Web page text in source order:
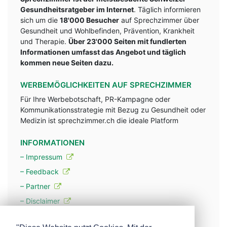
Gesundheitsratgeber im Internet. Täglich informieren
sich um die 18'000 Besucher auf Sprechzimmer über
Gesundheit und Wohlbefinden, Prävention, Krankheit
und Therapie. Über 23'000 Seiten mit fundlerten
Informationen umfasst das Angebot und täglich
kommen neue Seiten dazu.
WERBEMÖGLICHKEITEN AUF SPRECHZIMMER
Für Ihre Werbebotschaft, PR-Kampagne oder
Kommunikationsstrategie mit Bezug zu Gesundheit oder
Medizin ist sprechzimmer.ch die ideale Platform
INFORMATIONEN
– Impressum
– Feedback
– Partner
– Disclaimer